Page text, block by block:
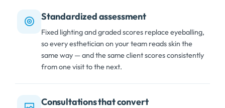
Standardized assessment
Fixed lighting and graded scores replace eyeballing,
so every esthetician on your team reads skin the
same way — and the same client scores consistently
from one visit to the next.
Consultations that convert